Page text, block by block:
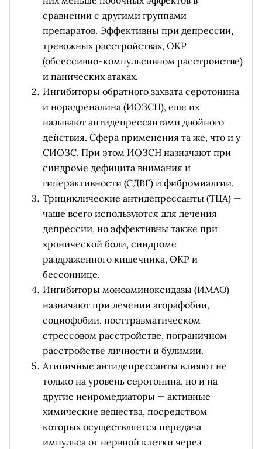
сравнении с другими группами
препаратов. Эффективны при депрессии,
тревожных расстройствах, ОКР
(обсессивно-компульсивном расстройстве)
и панических атаках.
Ингибиторы обратного захвата серотонина
и норадреналина (ИОЗСН), еще их
называют антидепрессантами двойного
действия. Сфера применения та же, что и у
СИОЗС. При этом ИОЗСН назначают при
синдроме дефицита внимания и
гиперактивности (СДВГ) и фибромиалгии.
Трициклические антидепрессанты (ТЦА) —
чаще всего используются для лечения
депрессии, но эффективны также при
хронической боли, синдроме
раздраженного кишечника, ОКР и
бессоннице.
Ингибиторы моноаминоксидазы (ИМАО)
назначают при лечении агорафобии,
социофобии, посттравматическом
стрессовом расстройстве, пограничном
расстройстве личности и булимии.
Атипичные антидепрессанты влияют не
только на уровень серотонина, но и на
другие нейромедиаторы — активные
химические вещества, посредством
которых осуществляется передача
импульса от нервной клетки через